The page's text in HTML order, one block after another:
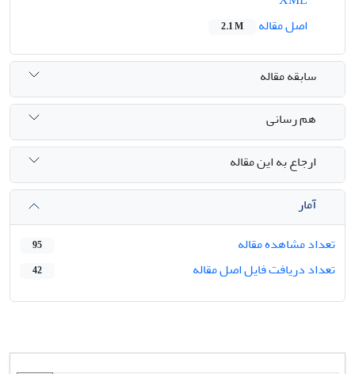
اصل مقاله
2.1 M
سابقه مقاله
هم رسانی
ارجاع به این مقاله
آمار
تعداد مشاهده مقاله
95
تعداد دریافت فایل اصل مقاله 42